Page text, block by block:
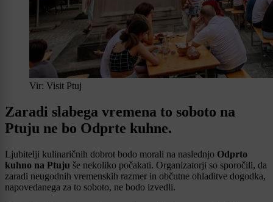
Vir: Visit Ptuj
Zaradi slabega vremena to soboto na
Ptuju ne bo Odprte kuhne.
Ljubitelji kulinaričnih dobrot bodo morali na naslednjo Odprto
kuhno na Ptuju še nekoliko počakati. Organizatorji so sporočili, da
zaradi neugodnih vremenskih razmer in občutne ohladitve dogodka,
napovedanega za to soboto, ne bodo izvedli.